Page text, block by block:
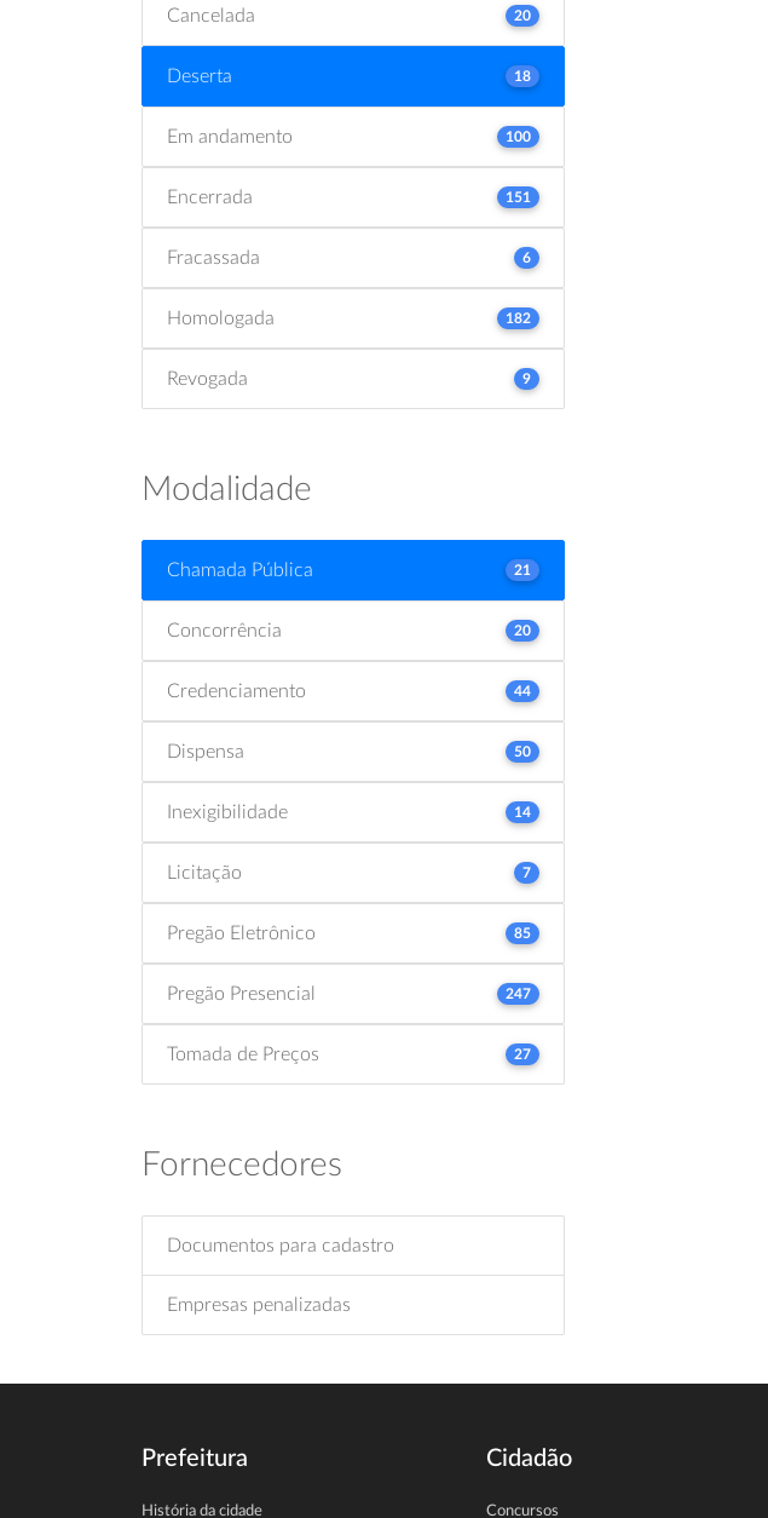
Cancelada 20
Deserta 18
Em andamento 100
Encerrada 151
Fracassada 6
Homologada 182
Revogada 9
Modalidade
Chamada Pública 21
Concorrência 20
Credenciamento 44
Dispensa 50
Inexigibilidade 14
Licitação 7
Pregão Eletrônico 85
Pregão Presencial 247
Tomada de Preços 27
Fornecedores
Documentos para cadastro
Empresas penalizadas
Prefeitura
História da cidade
Cidadão
Concursos